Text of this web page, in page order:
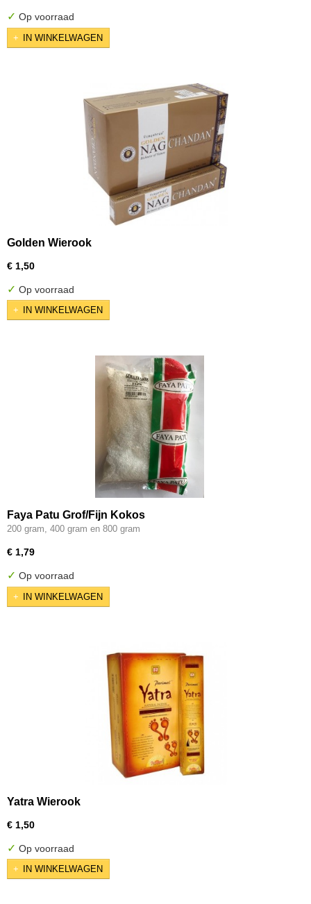
✓ Op voorraad
IN WINKELWAGEN
Golden Wierook
€ 1,50
✓ Op voorraad
IN WINKELWAGEN
Faya Patu Grof/Fijn Kokos
200 gram, 400 gram en 800 gram
€ 1,79
✓ Op voorraad
IN WINKELWAGEN
Yatra Wierook
€ 1,50
✓ Op voorraad
IN WINKELWAGEN